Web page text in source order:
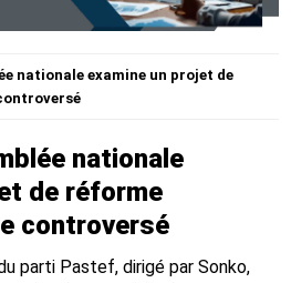
nationale examine un projet de
nationale
de réforme
controversé
parti Pastef, dirigé par Sonko,